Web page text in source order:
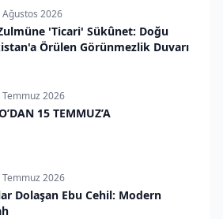
Ağustos 2026
'Ticari' Sükûnet: Doğu
Örülen Görünmezlik Duvarı
Temmuz 2026
15 TEMMUZ’A
Temmuz 2026
Dolaşan Ebu Cehil: Modern